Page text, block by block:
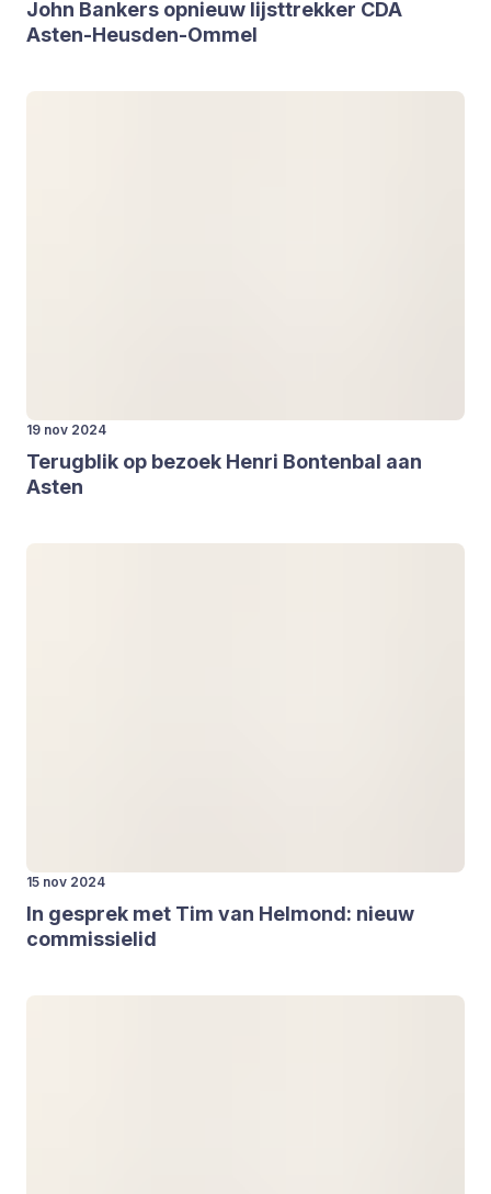
John Ban­kers opnieuw lijst­trek­ker CDA
Asten-Heus­den-Ommel
19 nov 2024
Terug­blik op bezoek Hen­ri Bon­ten­bal aan
Asten
15 nov 2024
In gesprek met Tim van Hel­mond: nieuw
com­mis­sie­lid